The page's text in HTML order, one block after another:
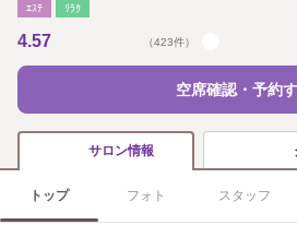
ｴｽﾃ ﾘﾗｸ
4.57 （423件）
空席確認・予約
サロン情報
トップ フォト スタッフ